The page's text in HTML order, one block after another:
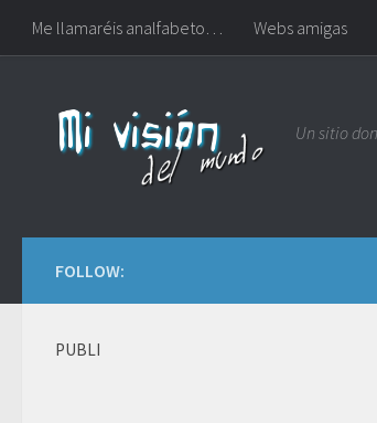
Me llamaréis analfabeto… Webs amigas
Un sitio
FOLLOW:
PUBLI